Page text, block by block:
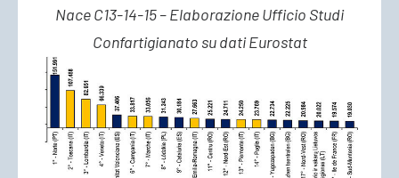
Nace C13-14-15 – Elaborazione Ufficio Studi
Confartigianato su dati Eurostat